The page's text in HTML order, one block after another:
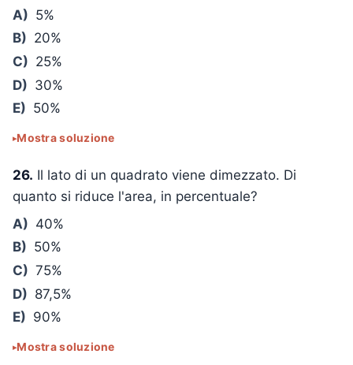
A) 5%
B) 20%
C) 25%
D) 30%
E) 50%
Mostra soluzione
26. Il lato di un quadrato viene dimezzato. Di
quanto si riduce l'area, in percentuale?
A) 40%
B) 50%
C) 75%
D) 87,5%
E) 90%
Mostra soluzione